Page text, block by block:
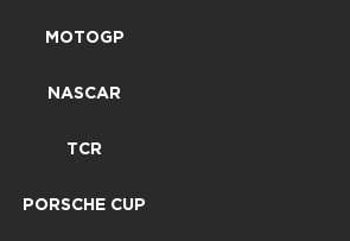
MOTOGP
NASCAR
TCR
PORSCHE CUP